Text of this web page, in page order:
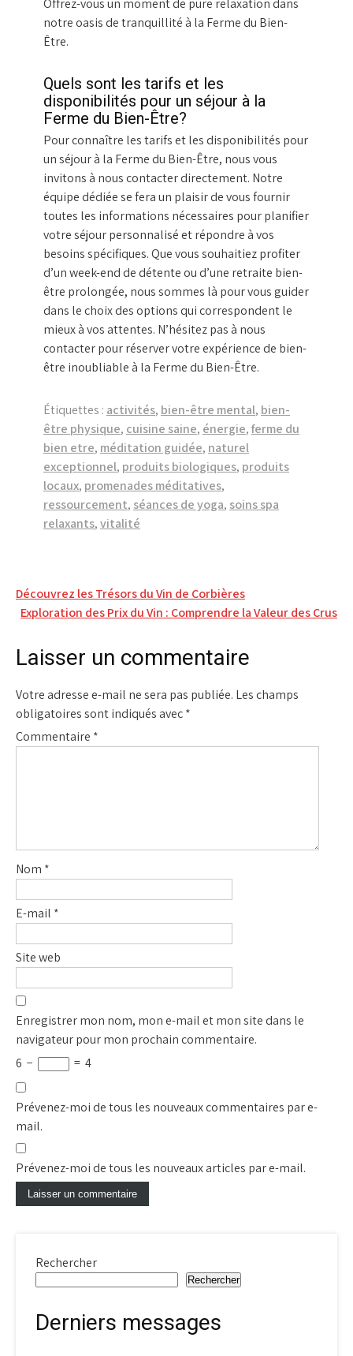
Offrez-vous un moment de pure relaxation dans
notre oasis de tranquillité à la Ferme du Bien-
Être.
Quels sont les tarifs et les
disponibilités pour un séjour à la
Ferme du Bien-Être?
Pour connaître les tarifs et les disponibilités pour
un séjour à la Ferme du Bien-Être, nous vous
invitons à nous contacter directement. Notre
équipe dédiée se fera un plaisir de vous fournir
toutes les informations nécessaires pour planifier
votre séjour personnalisé et répondre à vos
besoins spécifiques. Que vous souhaitiez profiter
d’un week-end de détente ou d’une retraite bien-
être prolongée, nous sommes là pour vous guider
dans le choix des options qui correspondent le
mieux à vos attentes. N’hésitez pas à nous
contacter pour réserver votre expérience de bien-
être inoubliable à la Ferme du Bien-Être.
Étiquettes : activités, bien-être mental, bien-
être physique, cuisine saine, énergie,ferme du
bien etre, méditation guidée, naturel
exceptionnel, produits biologiques, produits
locaux, promenades méditatives,
ressourcement, séances de yoga, soins spa
relaxants,vitalité
Navigation
de
l’article
Découvrez les Trésors du Vin de Corbières
Exploration des Prix du Vin : Comprendre la Valeur des Crus
Laisser un commentaire
Votre adresse e-mail ne sera pas publiée. Les champs
obligatoires sont indiqués avec*
Commentaire *
Nom *
E-mail *
Site web
Enregistrer mon nom, mon e-mail et mon site dans le
navigateur pour mon prochain commentaire.
6 − = 4
Prévenez-moi de tous les nouveaux commentaires par e-
mail.
Prévenez-moi de tous les nouveaux articles par e-mail.
Rechercher
Rechercher
Derniers messages